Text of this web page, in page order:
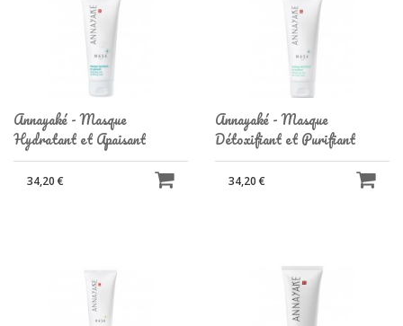
Annayaké - Masque
Hydratant et Apaisant
34,20 €
Annayaké - Masque
Détoxifiant et Purifiant
34,20 €